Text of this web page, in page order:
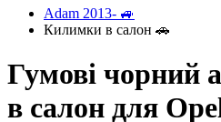
Adam 2013- 🚙
Килимки в салон 🚗
Гумові чорний
в салон для